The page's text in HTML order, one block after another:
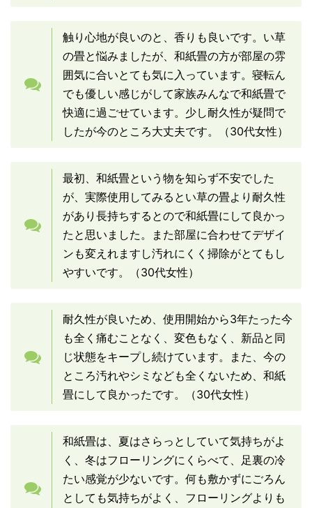
触り心地が良いのと、香りも良いです。い草
の畳と悩みましたが、和紙畳の方が部屋の雰
囲気に合いとても気に入っています。寝転ん
でも優しい感じがして家族みんなで和紙畳で
快適に過ごせています。少し耐久性が疑問で
したが今のところ大丈夫です。（30代女性）
最初、和紙畳という物を知らず不安でした
が、実際使用してみるとい草の畳より耐久性
があり長持ちするとので和紙畳にして良かっ
たと思いました。また部屋に合わせてデザイ
ンも変えれますし汚れにくく掃除がとてもし
やすいです。（30代女性）
耐久性が良いため、使用開始から3年たった今
も全く痛むことなく、変色もなく、新品と同
じ状態をキープし続けています。また、今の
ところ汚れやシミなども全くないため、和紙
畳にして良かったです。（30代女性）
和紙畳は、夏はさらっとしていて気持ちがよ
く、冬はフローリングにくらべて、足裏の冷
たい感覚が少ないです。何も敷かずにごろん
としても気持ちがよく、フローリングよりも